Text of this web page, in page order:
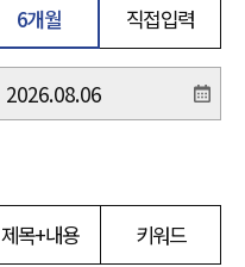
6개월 직접입력
제목+내용 키워드